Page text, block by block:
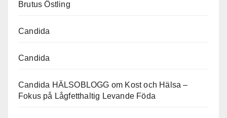
Brutus Östling
Candida
Candida
Candida HÄLSOBLOGG om Kost och Hälsa –
Fokus på Lågfetthaltig Levande Föda